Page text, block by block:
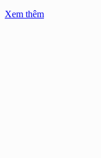
Xem thêm